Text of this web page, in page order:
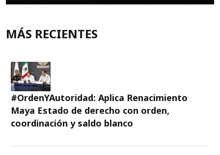
MÁS RECIENTES
#OrdenYAutoridad: Aplica Renacimiento
Maya Estado de derecho con orden,
coordinación y saldo blanco